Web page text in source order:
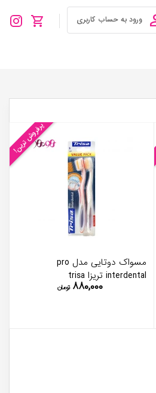
ورود به حساب کاربری
پرفروش ترین!
مسواک دوتایی مدل pro
interdental تریزا trisa
۸۸۰,۰۰۰ تومان